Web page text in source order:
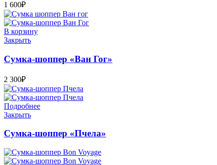
1 600₽
В корзину
Закрыть
Сумка-шоппер «Ван Гог»
2 300₽
Подробнее
Закрыть
Сумка-шоппер «Пчела»